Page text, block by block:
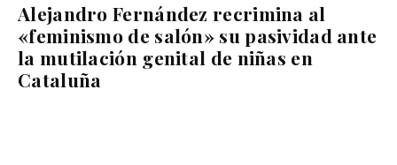
Alejandro Fernández recrimina al
«feminismo de salón» su pasividad ante
la mutilación genital de niñas en
Cataluña